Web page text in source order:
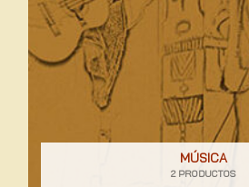
MÚSICA
2 PRODUCTOS